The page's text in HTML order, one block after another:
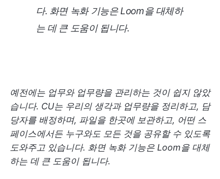
다. 화면 녹화 기능은 Loom을 대체하
는 데 큰 도움이 됩니다.
예전에는 업무와 업무량을 관리하는 것이 쉽지 않았
습니다. CU는 우리의 생각과 업무량을 정리하고, 담
당자를 배정하며, 파일을 한곳에 보관하고, 어떤 스
페이스에서든 누구와도 모든 것을 공유할 수 있도록
도와주고 있습니다. 화면 녹화 기능은 Loom을 대체
하는 데 큰 도움이 됩니다.